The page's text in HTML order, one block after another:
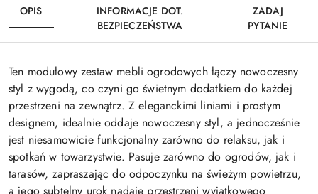
OPIS
INFORMACJE DOT.
BEZPIECZEŃSTWA
ZADAJ
PYTANIE
Ten modułowy zestaw mebli ogrodowych łączy nowoczesny
styl z wygodą, co czyni go świetnym dodatkiem do każdej
przestrzeni na zewnątrz. Z eleganckimi liniami i prostym
designem, idealnie oddaje nowoczesny styl, a jednocześnie
jest niesamowicie funkcjonalny zarówno do relaksu, jak i
spotkań w towarzystwie. Pasuje zarówno do ogrodów, jak i
tarasów, zapraszając do odpoczynku na świeżym powietrzu,